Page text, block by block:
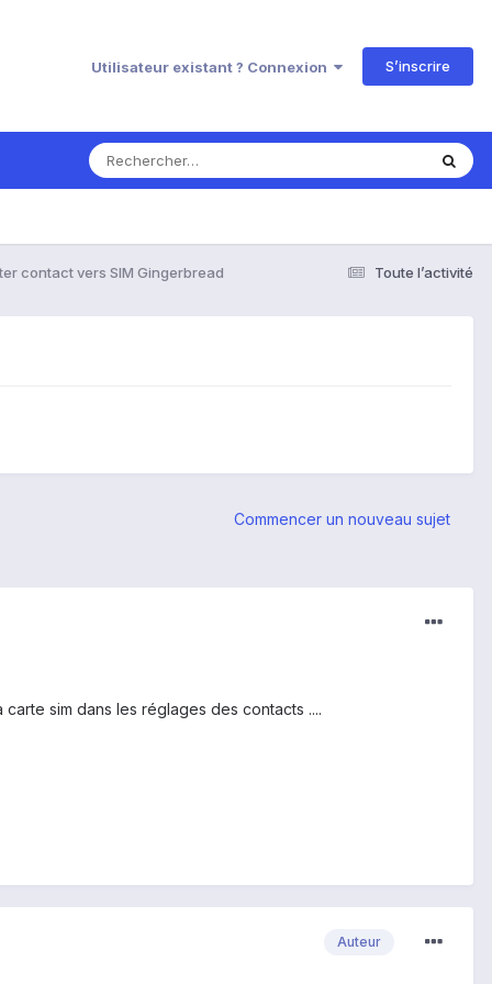
Utilisateur existant ? Connexion S’inscrire
Toute l’activité
contact vers SIM Gingerbread
Commencer un nouveau sujet
sim dans les réglages des contacts ....
Auteur